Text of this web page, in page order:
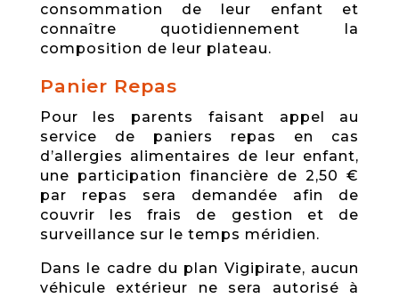
consommation de leur enfant et
connaître quotidiennement la
composition de leur plateau.
­Panier Repas
Pour les parents faisant appel au
service de paniers repas en cas
d’allergies alimentaires de leur enfant,
une participation financière de 2,50 €
par repas sera demandée afin de
couvrir les frais de gestion et de
surveillance sur le temps méridien.
Dans le cadre du plan Vigipirate, aucun
véhicule extérieur ne sera autorisé à